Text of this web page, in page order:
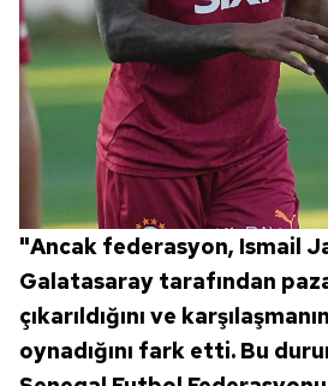
"Ancak federasyon, Ismail
Galatasaray tarafından
çıkarıldığını ve
oynadığını fark etti. Bu